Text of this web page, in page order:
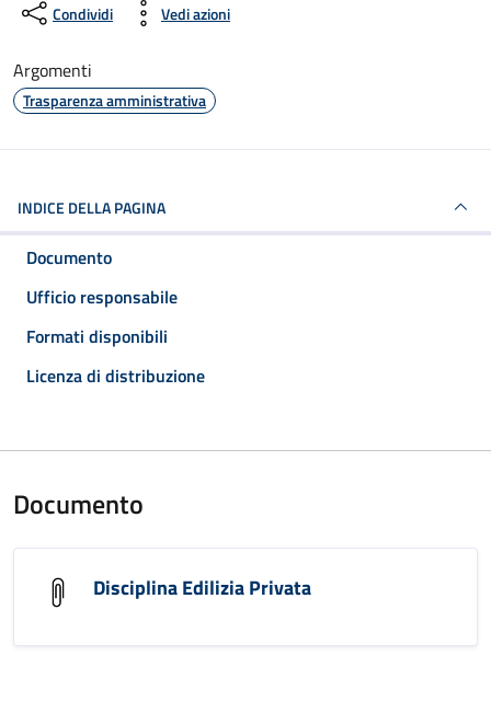
Condividi Vedi azioni
Argomenti
Trasparenza amministrativa
INDICE DELLA PAGINA
Documento
Ufficio responsabile
Formati disponibili
Licenza di distribuzione
Documento
Disciplina Edilizia Privata